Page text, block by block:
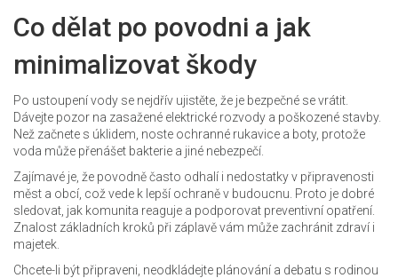
Co dělat po povodni a jak
minimalizovat škody
Po ustoupení vody se nejdřív ujistěte, že je bezpečné se vrátit.
Dávejte pozor na zasažené elektrické rozvody a poškozené stavby.
Než začnete s úklidem, noste ochranné rukavice a boty, protože
voda může přenášet bakterie a jiné nebezpečí.
Zajímavé je, že povodně často odhalí i nedostatky v připravenosti
měst a obcí, což vede k lepší ochraně v budoucnu. Proto je dobré
sledovat, jak komunita reaguje a podporovat preventivní opatření.
Znalost základních kroků při záplavě vám může zachránit zdraví i
majetek.
Chcete-li být připraveni, neodkládejte plánování a debatu s rodinou